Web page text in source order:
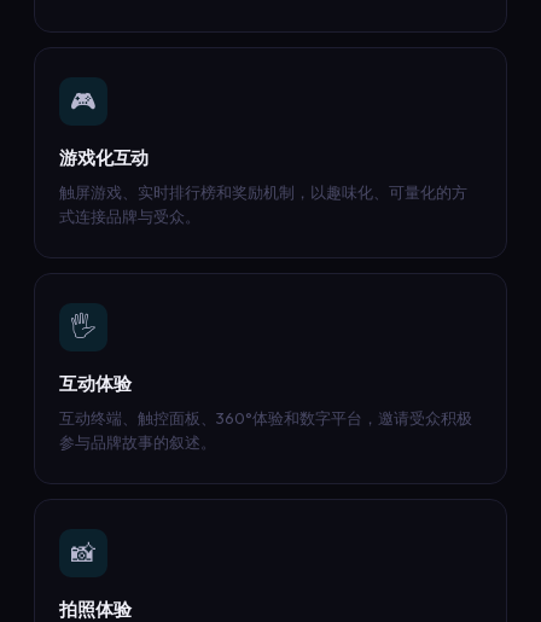
🎮
游戏化互动
触屏游戏、实时排行榜和奖励机制，以趣味化、可量化的方
式连接品牌与受众。
🖐️
互动体验
互动终端、触控面板、360°体验和数字平台，邀请受众积极
参与品牌故事的叙述。
📸
拍照体验